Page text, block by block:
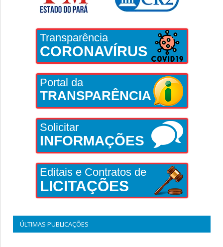
Transparência
CORONAVÍRUS
Portal da
TRANSPARÊNCIA
Solicitar
INFORMAÇÕES
Editais e Contratos de
LICITAÇÕES
ÚLTIMAS PUBLICAÇÕES